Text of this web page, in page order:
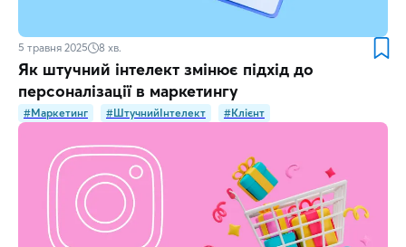
5 травня 2025 8 хв.
Як штучний інтелект змінює підхід до
персоналізації в маркетингу
#Маркетинг #ШтучнийІнтелект #Клієнт